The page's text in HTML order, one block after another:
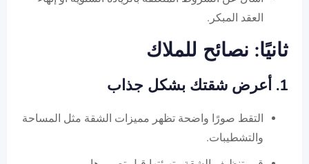
العقد المبكر.
ثانيًا: نصائح للملاك
1. أعرض شقتك بشكل جذاب
التقط صورًا واضحة تظهر مميزات الشقة مثل المساحة
والتشطيبات.